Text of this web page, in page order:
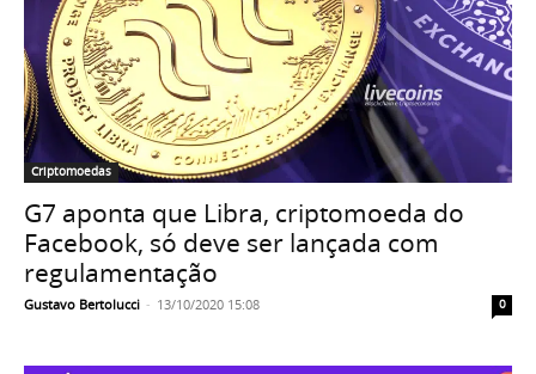
Criptomoedas
G7 aponta que Libra, criptomoeda do
Facebook, só deve ser lançada com
regulamentação
Gustavo Bertolucci - 13/10/2020 15:08 0